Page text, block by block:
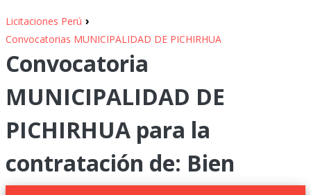
Licitaciones Perú ›
Convocatorias MUNICIPALIDAD DE PICHIRHUA
Convocatoria
MUNICIPALIDAD DE
PICHIRHUA para la
contratación de: Bien